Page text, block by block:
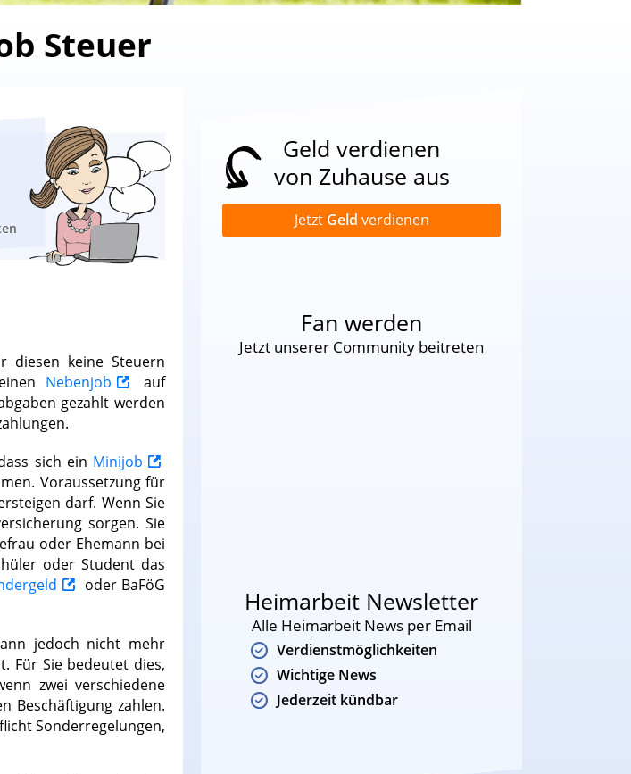
Steuer
diesen keine Steuern
Nebenjob
auf
gezahlt werden
sich ein Minijob
Voraussetzung für
darf. Wenn Sie
sorgen. Sie
oder Ehemann bei
oder Student das
oder BaFöG
jedoch nicht mehr
Für Sie bedeutet dies,
zwei verschiedene
Beschäftigung zahlen.
Sonderregelungen,
Geld verdienen
von Zuhause aus
Jetzt Geld verdienen
Fan werden
Jetzt unserer Community beitreten
Heimarbeit Newsletter
Alle Heimarbeit News per Email
Verdienstmöglichkeiten
Wichtige News
Jederzeit kündbar